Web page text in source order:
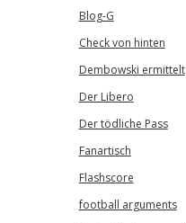
Blog-G
Check von hinten
Dembowski ermittelt
Der Libero
Der tödliche Pass
Fanartisch
Flashscore
football arguments